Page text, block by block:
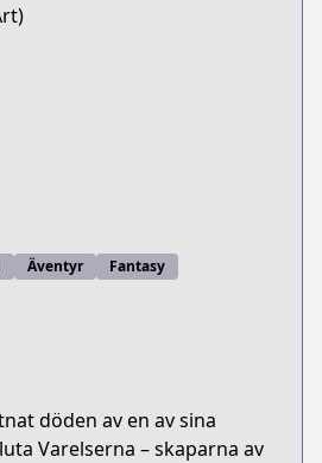
Äventyr
Fantasy
döden av en av sina
Varelserna – skaparna av